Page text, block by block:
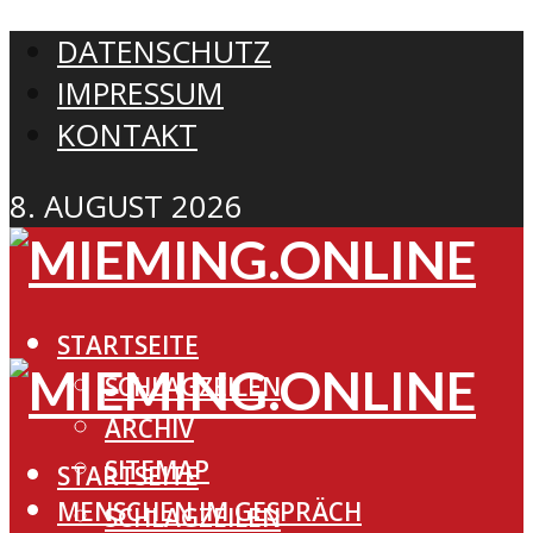
DATENSCHUTZ
IMPRESSUM
KONTAKT
8. AUGUST 2026
STARTSEITE
SCHLAGZEILEN
ARCHIV
SITEMAP
MENSCHEN IM GESPRÄCH
STARTSEITE
SCHLAGZEILEN